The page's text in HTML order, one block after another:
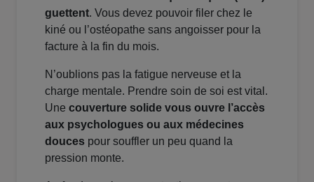
guettent. Vous devez pouvoir filer chez le
kiné ou l’ostéopathe sans angoisser pour la
facture à la fin du mois.
N’oublions pas la fatigue nerveuse et la
charge mentale. Prendre soin de soi est vital.
Une couverture solide vous ouvre l’accès
aux psychologues ou aux médecines
douces pour souffler un peu quand la
pression monte.